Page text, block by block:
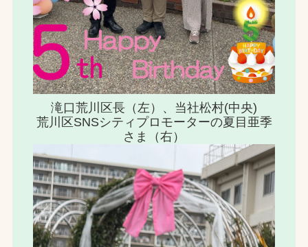
滝口荒川区長（左）、当社松村(中央)
荒川区SNSシティプロモーターの夏目亜季
さま（右）